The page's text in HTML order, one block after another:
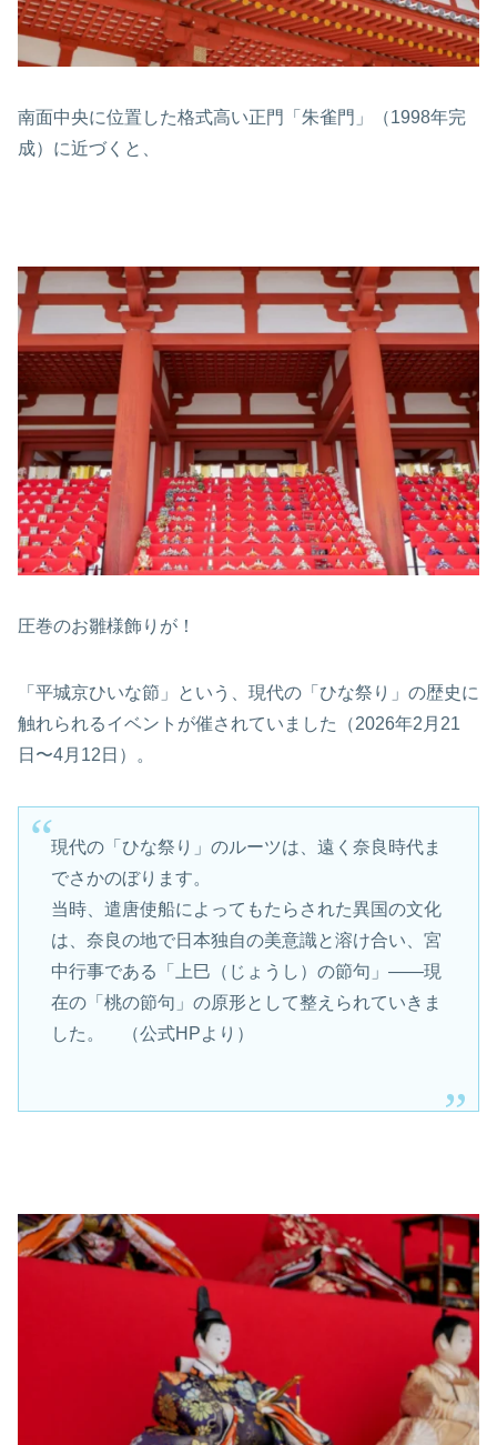
南面中央に位置した格式高い正門「朱雀門」（1998年完
成）に近づくと、
圧巻のお雛様飾りが！
「平城京ひいな節」という、現代の「ひな祭り」の歴史に
触れられるイベントが催されていました（2026年2月21
日〜4月12日）。
現代の「ひな祭り」のルーツは、遠く奈良時代ま
でさかのぼります。
当時、遣唐使船によってもたらされた異国の文化
は、奈良の地で日本独自の美意識と溶け合い、宮
中行事である「上巳（じょうし）の節句」――現
在の「桃の節句」の原形として整えられていきま
した。 （公式HPより）